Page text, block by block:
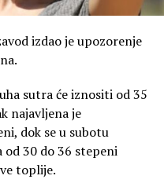
izdao je upozorenje
sutra će iznositi od 35
najavljena je
dok se u subotu
30 do 36 stepeni
toplije.